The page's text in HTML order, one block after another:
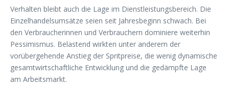
Verhalten bleibt auch die Lage im Dienstleistungsbereich. Die
Einzelhandelsumsätze seien seit Jahresbeginn schwach. Bei
den Verbraucherinnen und Verbrauchern dominiere weiterhin
Pessimismus. Belastend wirkten unter anderem der
vorübergehende Anstieg der Spritpreise, die wenig dynamische
gesamtwirtschaftliche Entwicklung und die gedämpfte Lage
am Arbeitsmarkt.